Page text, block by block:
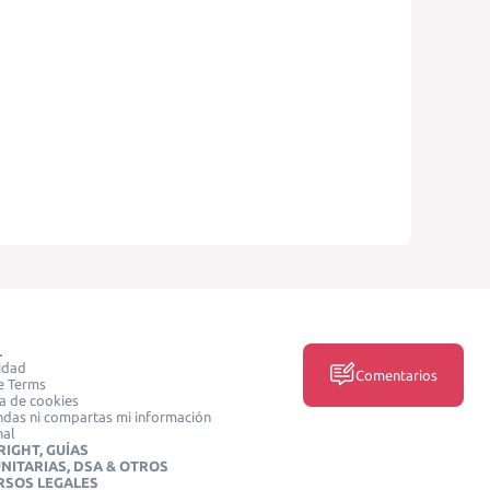
Terms
de cookies
ni compartas mi información
GUÍAS
DSA & OTROS
LEGALES
Comentarios